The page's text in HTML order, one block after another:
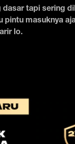
tapi sering
pintu masuknya
lo.